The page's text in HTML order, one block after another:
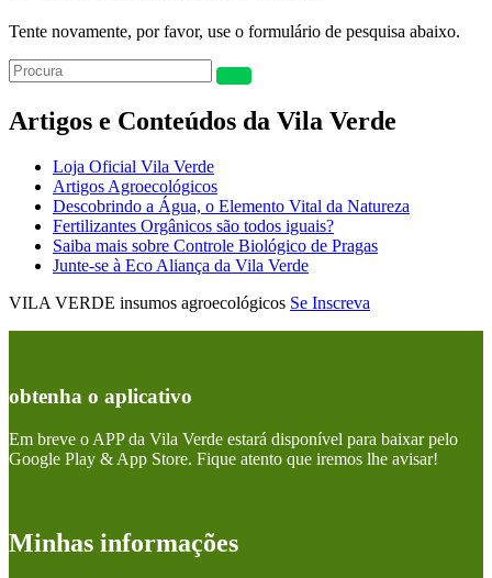
Tente novamente, por favor, use o formulário de pesquisa abaixo.
Artigos e Conteúdos da Vila Verde
Loja Oficial Vila Verde
Artigos Agroecológicos
Descobrindo a Água, o Elemento Vital da Natureza
Fertilizantes Orgânicos são todos iguais?
Saiba mais sobre Controle Biológico de Pragas
Junte-se à Eco Aliança da Vila Verde
VILA VERDE insumos agroecológicos Se Inscreva
obtenha o aplicativo
Em breve o APP da Vila Verde estará disponível para baixar pelo
Google Play & App Store. Fique atento que iremos lhe avisar!
Minhas informações